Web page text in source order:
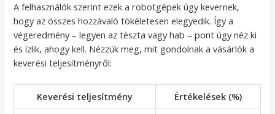
A felhasználók szerint ezek a robotgépek úgy kevernek,
hogy az összes hozzávaló tökéletesen elegyedik. Így a
végeredmény – legyen az tészta vagy hab – pont úgy néz ki
és ízlik, ahogy kell. Nézzük meg, mit gondolnak a vásárlók a
keverési teljesítményről:
Keverési teljesítmény
Értékelések (%)